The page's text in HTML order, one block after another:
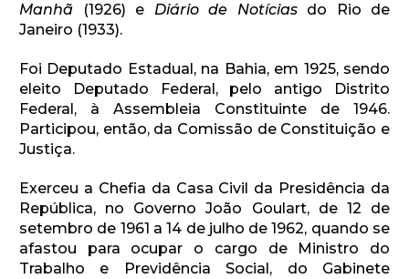
Manhã (1926) e Diário de Notícias do Rio de
Janeiro (1933).
Foi Deputado Estadual, na Bahia, em 1925, sendo
eleito Deputado Federal, pelo antigo Distrito
Federal, à Assembleia Constituinte de 1946.
Participou, então, da Comissão de Constituição e
Justiça.
Exerceu a Chefia da Casa Civil da Presidência da
República, no Governo João Goulart, de 12 de
setembro de 1961 a 14 de julho de 1962, quando se
afastou para ocupar o cargo de Ministro do
Trabalho e Previdência Social, do Gabinete